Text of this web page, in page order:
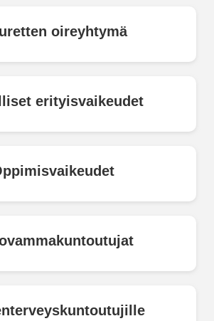
oireyhtymä
erityisvaikeudet